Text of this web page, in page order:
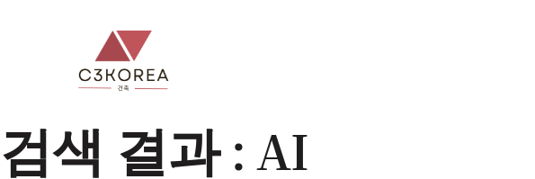
너
뛰
검색 결과 :AI